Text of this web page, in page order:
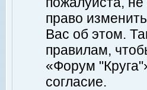
право
Вас об этом.
правилам,
«Форум
согласие.